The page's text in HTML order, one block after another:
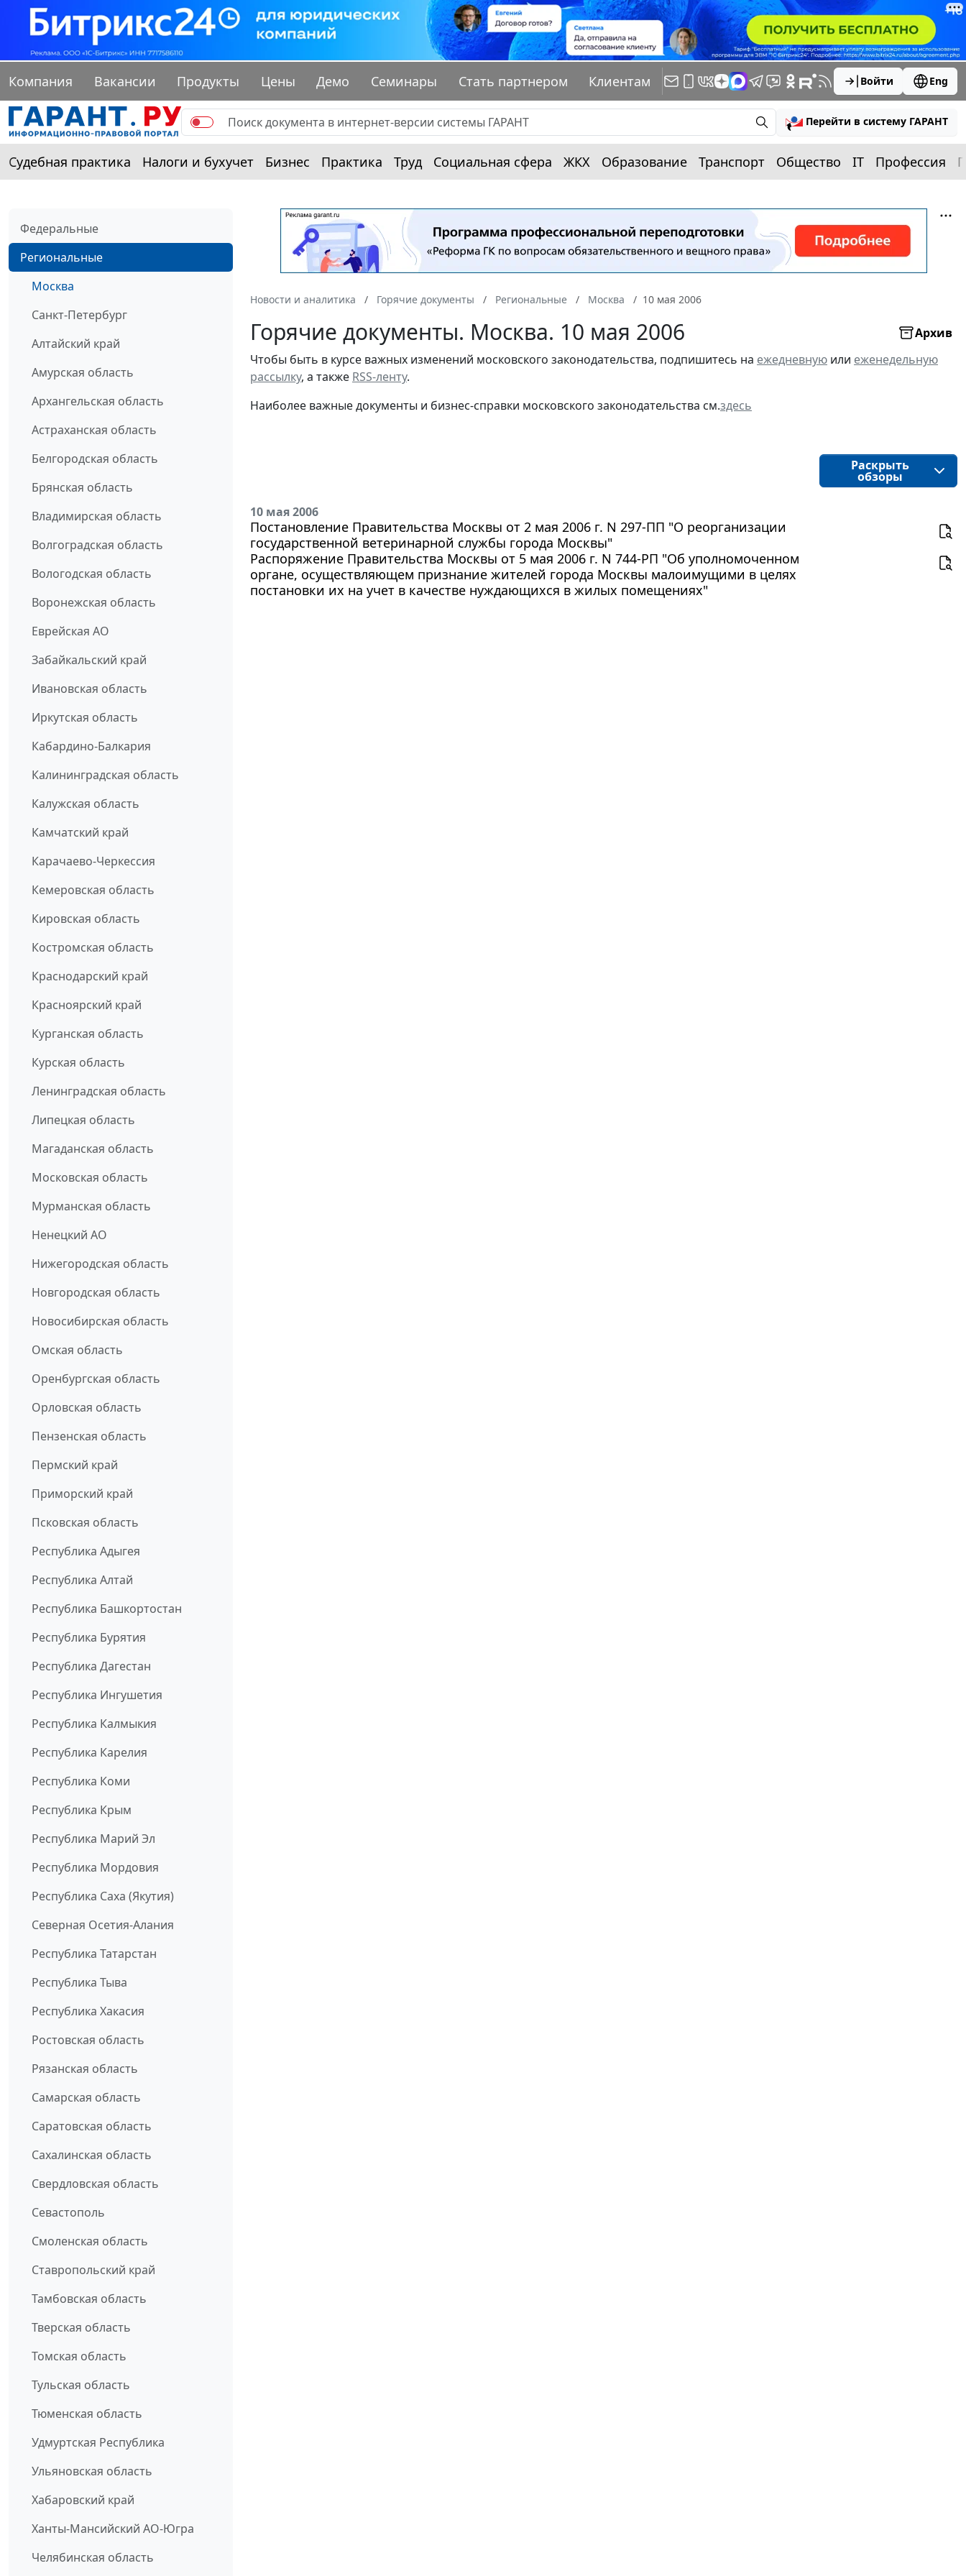
Компания Вакансии Продукты Цены Демо Семинары Стать партнером Клиентам Войти Eng
Перейти в систему ГАРАНТ
Судебная практика Налоги и бухучет Бизнес Практика Труд Социальная сфера ЖКХ Образование Транспорт Общество IT Профессия
Федеральные
Региональные
Москва
Санкт-Петербург
Алтайский край
Амурская область
Архангельская область
Астраханская область
Белгородская область
Брянская область
Владимирская область
Волгоградская область
Вологодская область
Воронежская область
Еврейская АО
Забайкальский край
Ивановская область
Иркутская область
Кабардино-Балкария
Калининградская область
Калужская область
Камчатский край
Карачаево-Черкессия
Кемеровская область
Кировская область
Костромская область
Краснодарский край
Красноярский край
Курганская область
Курская область
Ленинградская область
Липецкая область
Магаданская область
Московская область
Мурманская область
Ненецкий АО
Нижегородская область
Новгородская область
Новосибирская область
Омская область
Оренбургская область
Орловская область
Пензенская область
Пермский край
Приморский край
Псковская область
Республика Адыгея
Республика Алтай
Республика Башкортостан
Республика Бурятия
Республика Дагестан
Республика Ингушетия
Республика Калмыкия
Республика Карелия
Республика Коми
Республика Крым
Республика Марий Эл
Республика Мордовия
Республика Саха (Якутия)
Северная Осетия-Алания
Республика Татарстан
Республика Тыва
Республика Хакасия
Ростовская область
Рязанская область
Самарская область
Саратовская область
Сахалинская область
Свердловская область
Севастополь
Смоленская область
Ставропольский край
Тамбовская область
Тверская область
Томская область
Тульская область
Тюменская область
Удмуртская Республика
Ульяновская область
Хабаровский край
Ханты-Мансийский АО-Югра
Челябинская область
Новости и аналитика Горячие документы Региональные Москва 10 мая 2006
Горячие документы. Москва. 10 мая 2006
Архив
Чтобы быть в курсе важных изменений московского законодательства, подпишитесь на ежедневную или еженедельную
рассылку, а также RSS-ленту.
Наиболее важные документы и бизнес-справки московского законодательства см.здесь
Раскрыть
обзоры
10 мая 2006
Постановление Правительства Москвы от 2 мая 2006 г. N 297-ПП "О реорганизации
государственной ветеринарной службы города Москвы"
Распоряжение Правительства Москвы от 5 мая 2006 г. N 744-РП "Об уполномоченном
органе, осуществляющем признание жителей города Москвы малоимущими в целях
постановки их на учет в качестве нуждающихся в жилых помещениях"